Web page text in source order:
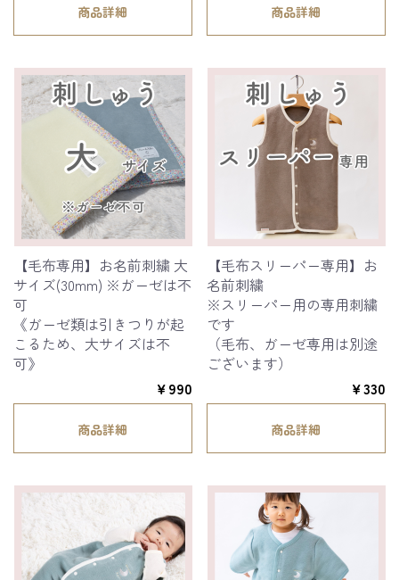
商品詳細 商品詳細
【毛布専用】お名前刺繍 大
サイズ(30mm) ※ガーゼは不
可
《ガーゼ類は引きつりが起
こるため、大サイズは不
可》
￥990
商品詳細
【毛布スリーパー専用】お
名前刺繍
※スリーパー用の専用刺繍
です
（毛布、ガーゼ専用は別途
ございます）
￥330
商品詳細